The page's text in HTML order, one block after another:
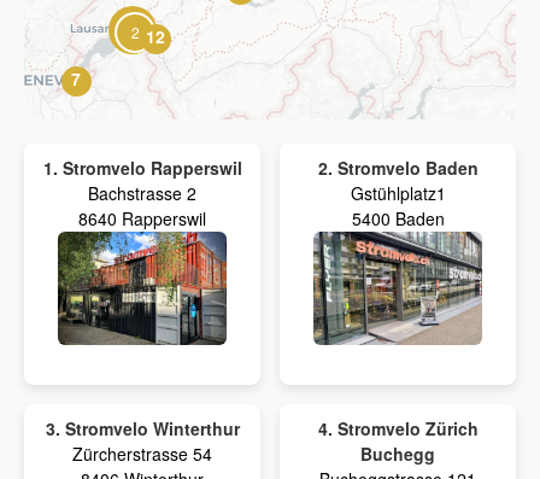
12
7
2
1. Stromvelo Rapperswil
Bachstrasse 2
8640 Rapperswil
2. Stromvelo Baden
Gstühlplatz1
5400 Baden
3. Stromvelo Winterthur
Zürcherstrasse 54
4. Stromvelo Zürich
Buchegg